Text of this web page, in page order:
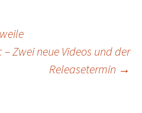
– Zwei neue Videos und der
Releasetermin →